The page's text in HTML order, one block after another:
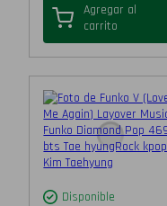
Agregar al
carrito
Disponible